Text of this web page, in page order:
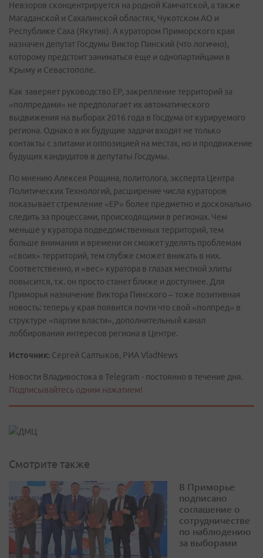
Невзоров сконцентрируется на родной Камчатской, а также
Магаданской и Сахалинской областях, Чукотском АО и
Республике Саха (Якутия). А куратором Приморского края
назначен депутат Госдумы Виктор Пинский (что логично),
которому предстоит заниматься еще и однопартийцами в
Крыму и Севастополе.
Как заверяет руководство ЕР, закрепление территорий за
«полпредами» не предполагает их автоматического
выдвижения на выборах 2016 года в Госдума от курируемого
региона. Однако в их будущие задачи входят не только
контакты с элитами и оппозицией на местах, но и продвижение
будущих кандидатов в депутаты Госдумы.
По мнению Алексея Рощина, политолога, эксперта Центра
Политических Технологий, расширение числа кураторов
показывает стремление «ЕР» более предметно и досконально
следить за процессами, происходящими в регионах. Чем
меньше у куратора подведомственных территорий, тем
больше внимания и времени он сможет уделять проблемам
«своих» территорий, тем глубже сможет вникать в них.
Соответственно, и «вес» куратора в глазах местной элиты
повысится, т.к. он просто станет ближе и доступнее. Для
Приморья назначение Виктора Пинского – тоже позитивная
новость: теперь у края появится почти что свой «полпред» в
структуре «партии власти», дополнительный канал
лоббирования интересов региона в Центре.
Источник: Сергей Салтыков, РИА VladNews
Новости Владивостока в Telegram - постоянно в течение дня.
Подписывайтесь одним нажатием!
Смотрите также
В Приморье
подписано
соглашение о
сотрудничестве
по наблюдению
за выборами